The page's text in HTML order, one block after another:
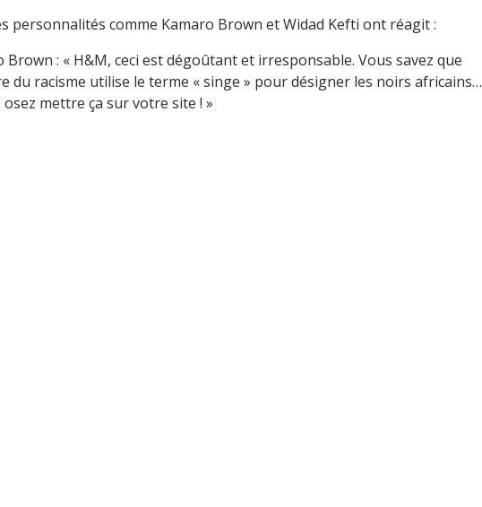
personnalités comme Kamaro Brown et Widad Kefti ont réagit :
Brown : « H&M, ceci est dégoûtant et irresponsable. Vous savez que
du racisme utilise le terme « singe » pour désigner les noirs africains…
mettre ça sur votre site ! »